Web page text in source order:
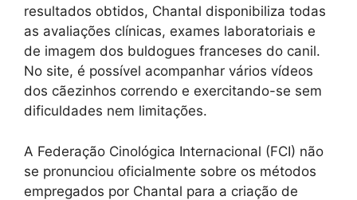
resultados obtidos, Chantal disponibiliza todas
as avaliações clínicas, exames laboratoriais e
de imagem dos buldogues franceses do canil.
No site, é possível acompanhar vários vídeos
dos cãezinhos correndo e exercitando-se sem
dificuldades nem limitações.
A Federação Cinológica Internacional (FCI) não
se pronunciou oficialmente sobre os métodos
empregados por Chantal para a criação de